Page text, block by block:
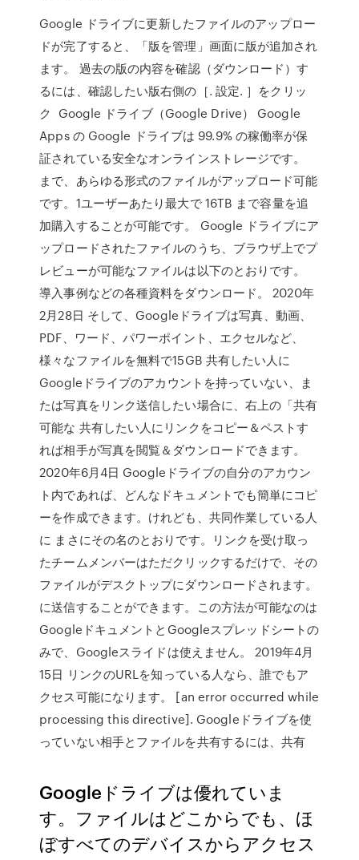
Google ドライブに更新したファイルのアップロー
ドが完了すると、「版を管理」画面に版が追加され
ます。 過去の版の内容を確認（ダウンロード）す
るには、確認したい版右側の［. 設定. ］をクリッ
ク Google ドライブ（Google Drive） Google
Apps の Google ドライブは 99.9% の稼働率が保
証されている安全なオンラインストレージです。
まで、あらゆる形式のファイルがアップロード可能
です。1ユーザーあたり最大で 16TB まで容量を追
加購入することが可能です。 Google ドライブにア
ップロードされたファイルのうち、ブラウザ上でプ
レビューが可能なファイルは以下のとおりです。
導入事例などの各種資料をダウンロード。 2020年
2月28日 そして、Googleドライブは写真、動画、
PDF、ワード、パワーポイント、エクセルなど、
様々なファイルを無料で15GB 共有したい人に
Googleドライブのアカウントを持っていない、ま
たは写真をリンク送信したい場合に、右上の「共有
可能な 共有したい人にリンクをコピー＆ペストす
れば相手が写真を閲覧＆ダウンロードできます。
2020年6月4日 Googleドライブの自分のアカウン
ト内であれば、どんなドキュメントでも簡単にコピ
ーを作成できます。けれども、共同作業している人
に まさにその名のとおりです。リンクを受け取っ
たチームメンバーはただクリックするだけで、その
ファイルがデスクトップにダウンロードされます。
に送信することができます。この方法が可能なのは
GoogleドキュメントとGoogleスプレッドシートの
みで、Googleスライドは使えません。 2019年4月
15日 リンクのURLを知っている人なら、誰でもア
クセス可能になります。 [an error occurred while
processing this directive]. Googleドライブを使
っていない相手とファイルを共有するには、共有
Googleドライブは優れていま
す。ファイルはどこからでも、ほ
ぼすべてのデバイスからアクセス